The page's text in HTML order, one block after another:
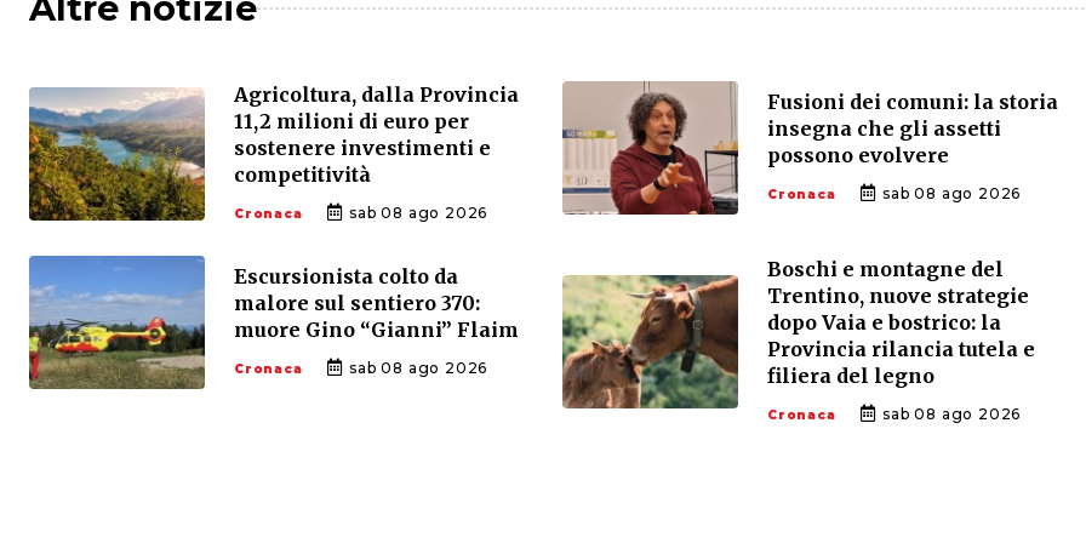
Agricoltura, dalla Provincia
11,2 milioni di euro per
sostenere investimenti e
competitività
Cronaca sab 08 ago 2026
Fusioni dei comuni: la storia
insegna che gli assetti
possono evolvere
Cronaca sab 08 ago 2026
Escursionista colto da
malore sul sentiero 370:
muore Gino “Gianni” Flaim
Cronaca sab 08 ago 2026
Boschi e montagne del
Trentino, nuove strategie
dopo Vaia e bostrico: la
Provincia rilancia tutela e
filiera del legno
Cronaca sab 08 ago 2026